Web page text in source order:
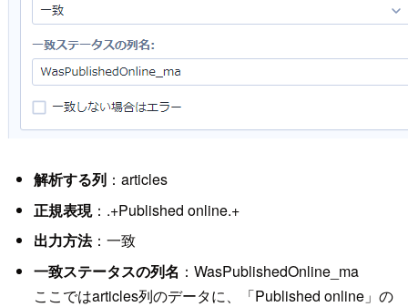
解析する列：articles
正規表現：.+Published online.+
出力方法：一致
一致ステータスの列名 ：WasPublishedOnline_ma
ここではarticles列のデータに、「Published online」の